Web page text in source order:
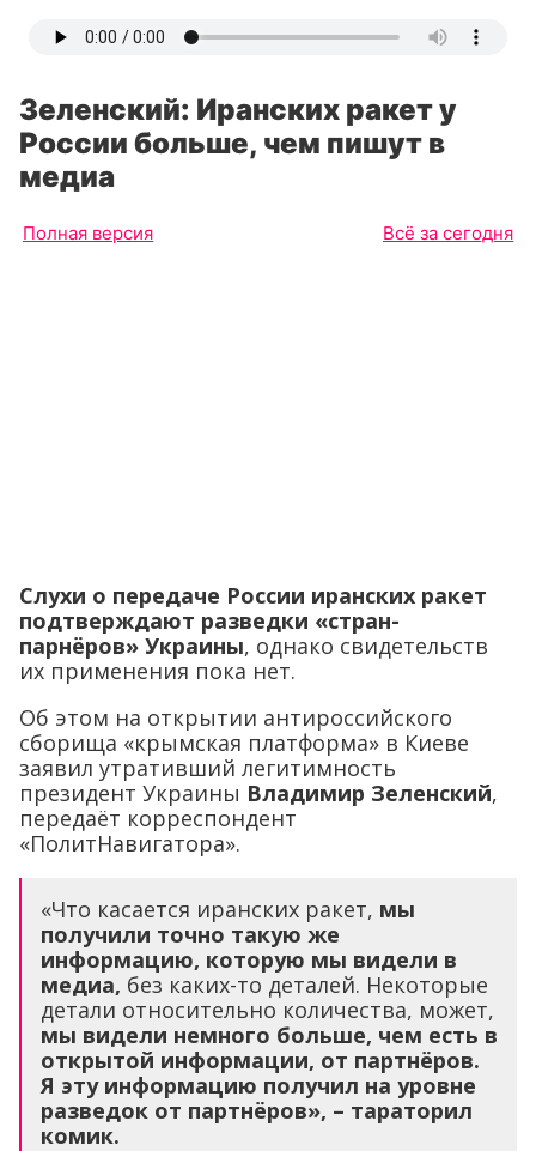
Зеленский: Иранских ракет у
России больше, чем пишут в
медиа
Полная версия Всё за сегодня
Слухи о передаче России иранских ракет
подтверждают разведки «стран-
парнёров» Украины, однако свидетельств
их применения пока нет.
Об этом на открытии антироссийского
сборища «крымская платформа» в Киеве
заявил утративший легитимность
президент Украины Владимир Зеленский,
передаёт корреспондент
«ПолитНавигатора».
«Что касается иранских ракет, мы
получили точно такую же
информацию, которую мы видели в
медиа, без каких-то деталей. Некоторые
детали относительно количества, может,
мы видели немного больше, чем есть в
открытой информации, от партнёров.
Я эту информацию получил на уровне
разведок от партнёров», – тараторил
комик.